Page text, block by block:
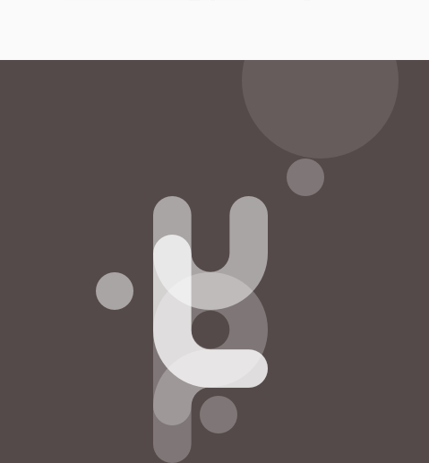
Single Page Mode
Goto Last Page
Turn on/off Sound